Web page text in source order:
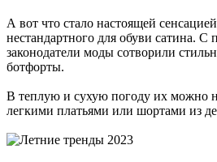
А вот что стало настоящей
нестандартного для обуви сатина.
законодатели моды сотворили
ботфорты.
В теплую и сухую погоду их можно
легкими платьями или шортами из